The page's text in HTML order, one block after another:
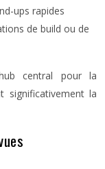
ups rapides
de build ou de
central pour la
significativement la